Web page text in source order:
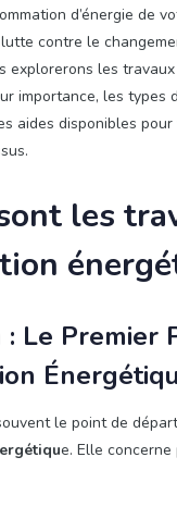
d’énergie de
contre le
explorerons les
importance, les types
aides disponibles
les
: Le Premier
le point de
e. Elle